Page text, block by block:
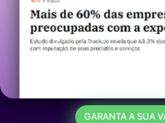
GARANTA A SUA